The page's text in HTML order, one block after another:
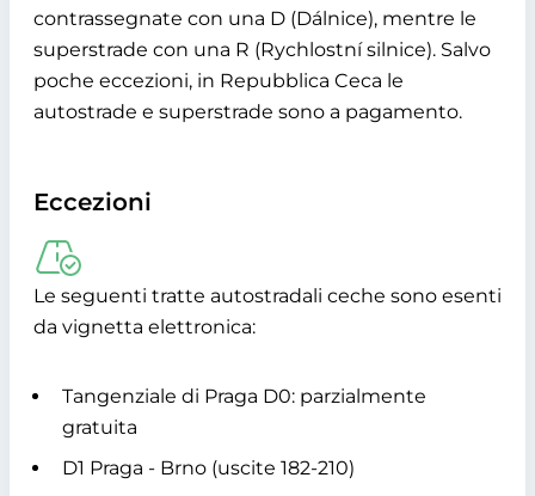
contrassegnate con una D (Dálnice), mentre le
superstrade con una R (Rychlostní silnice). Salvo
poche eccezioni, in Repubblica Ceca le
autostrade e superstrade sono a pagamento.
Eccezioni
Le seguenti tratte autostradali ceche sono esenti
da vignetta elettronica:
Tangenziale di Praga D0: parzialmente
gratuita
D1 Praga - Brno (uscite 182-210)